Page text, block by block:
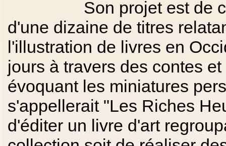
Son projet est de
d'une dizaine de titres
l'illustration de livres en
jours à travers des contes
évoquant les miniatures
s'appellerait "Les Riches
d'éditer un livre d'art